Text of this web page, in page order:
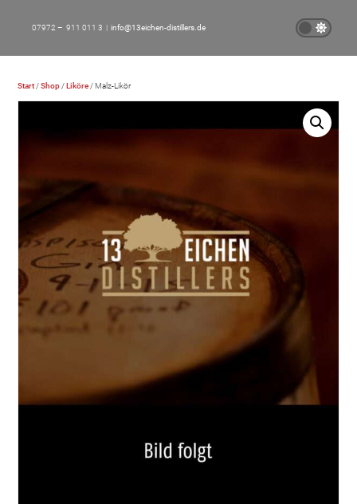
07972 – 911 011 3 | info@13eichen-distillers.de
Start /Shop /Liköre / Malz-Likör